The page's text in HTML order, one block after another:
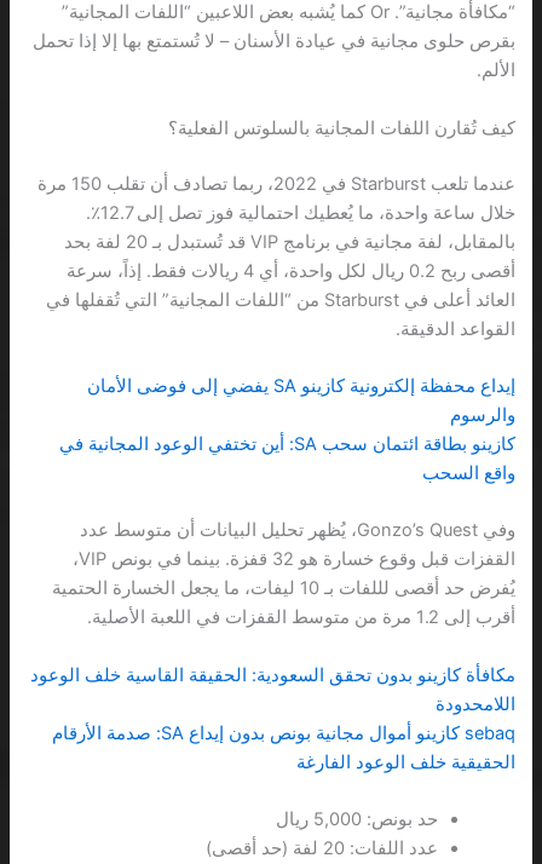
“مكافأة مجانية”. Or كما يُشبه بعض اللاعبين “اللفات المجانية”
بقرص حلوى مجانية في عيادة الأسنان – لا تُستمتع بها إلا إذا تحمل
الألم.
كيف تُقارن اللفات المجانية بالسلوتس الفعلية؟
عندما تلعب Starburst في 2022، ربما تصادف أن تقلب 150 مرة
خلال ساعة واحدة، ما يُعطيك احتمالية فوز تصل إلى 12.7٪.
بالمقابل، لفة مجانية في برنامج VIP قد تُستبدل بـ 20 لفة بحد
أقصى ربح 0.2 ريال لكل واحدة، أي 4 ريالات فقط. إذاً، سرعة
العائد أعلى في Starburst من “اللفات المجانية” التي تُقفلها في
القواعد الدقيقة.
إيداع محفظة إلكترونية كازينو SA يفضي إلى فوضى الأمان
والرسوم
كازينو بطاقة ائتمان سحب SA: أين تختفي الوعود المجانية في
واقع السحب
وفي Gonzo’s Quest، يُظهر تحليل البيانات أن متوسط عدد
القفزات قبل وقوع خسارة هو 32 قفزة. بينما في بونص VIP،
يُفرض حد أقصى لللفات بـ 10 ليفات، ما يجعل الخسارة الحتمية
أقرب إلى 1.2 مرة من متوسط القفزات في اللعبة الأصلية.
مكافأة كازينو بدون تحقق السعودية: الحقيقة القاسية خلف الوعود
اللامحدودة
sebaq كازينو أموال مجانية بونص بدون إيداع SA: صدمة الأرقام
الحقيقية خلف الوعود الفارغة
حد بونص: 5,000 ريال
عدد اللفات: 20 لفة (حد أقصى)